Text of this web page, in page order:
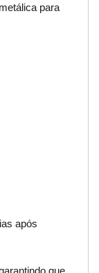
para
após
que